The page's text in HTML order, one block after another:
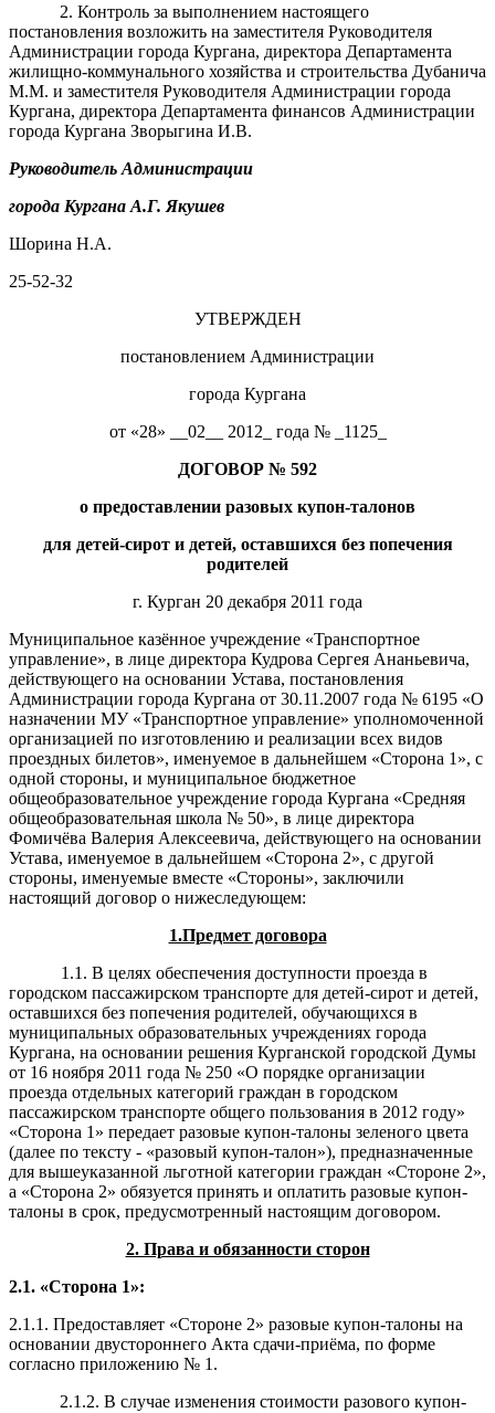
2. Контроль за выполнением настоящего
постановления возложить на заместителя Руководителя
Администрации города Кургана, директора Департамента
жилищно-коммунального хозяйства и строительства Дубанича
М.М. и заместителя Руководителя Администрации города
Кургана, директора Департамента финансов Администрации
города Кургана Зворыгина И.В.
Руководитель Администрации
города Кургана А.Г. Якушев
Шорина Н.А.
25-52-32
УТВЕРЖДЕН
постановлением Администрации
города Кургана
от «28» __02__ 2012_ года № _1125_
ДОГОВОР № 592
о предоставлении разовых купон-талонов
для детей-сирот и детей, оставшихся без попечения
родителей
г. Курган 20 декабря 2011 года
Муниципальное казённое учреждение «Транспортное
управление», в лице директора Кудрова Сергея Ананьевича,
действующего на основании Устава, постановления
Администрации города Кургана от 30.11.2007 года № 6195 «О
назначении МУ «Транспортное управление» уполномоченной
организацией по изготовлению и реализации всех видов
проездных билетов», именуемое в дальнейшем «Сторона 1», с
одной стороны, и муниципальное бюджетное
общеобразовательное учреждение города Кургана «Средняя
общеобразовательная школа № 50», в лице директора
Фомичёва Валерия Алексеевича, действующего на основании
Устава, именуемое в дальнейшем «Сторона 2», с другой
стороны, именуемые вместе «Стороны», заключили
настоящий договор о нижеследующем:
1.Предмет договора
1.1. В целях обеспечения доступности проезда в
городском пассажирском транспорте для детей-сирот и детей,
оставшихся без попечения родителей, обучающихся в
муниципальных образовательных учреждениях города
Кургана, на основании решения Курганской городской Думы
от 16 ноября 2011 года № 250 «О порядке организации
проезда отдельных категорий граждан в городском
пассажирском транспорте общего пользования в 2012 году»
«Сторона 1» передает разовые купон-талоны зеленого цвета
(далее по тексту - «разовый купон-талон»), предназначенные
для вышеуказанной льготной категории граждан «Стороне 2»,
а «Сторона 2» обязуется принять и оплатить разовые купон-
талоны в срок, предусмотренный настоящим договором.
2. Права и обязанности сторон
2.1. «Сторона 1»:
2.1.1. Предоставляет «Стороне 2» разовые купон-талоны на
основании двустороннего Акта сдачи-приёма, по форме
согласно приложению № 1.
2.1.2. В случае изменения стоимости разового купон-